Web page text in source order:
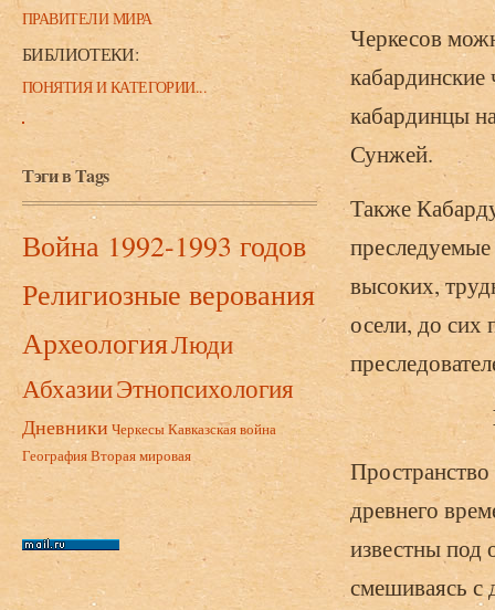
ПРАВИТЕЛИ МИРА
БИБЛИОТЕКИ:
ПОНЯТИЯ И КАТЕГОРИИ...
Тэги в Tags
Война 1992-1993 годов
Религиозные верования
АрхеологияЛюди
АбхазииЭтнопсихология
Дневники ЧеркесыКавказская война
ГеографияВторая мировая
Черкесов
кабардинцы
Сунжей.
Также
высоких,
осели, до сих
древнего
известны под
смешиваясь